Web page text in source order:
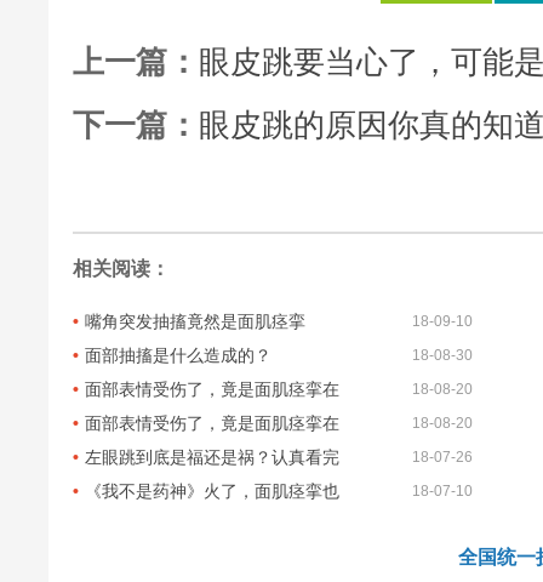
上一篇： 眼皮跳要当心了，可能
下一篇： 眼皮跳的原因你真的知
相关阅读：
嘴角突发抽搐竟然是面肌痉挛 18-09-10
面部抽搐是什么造成的？ 18-08-30
面部表情受伤了，竟是面肌痉挛在 18-08-20
面部表情受伤了，竟是面肌痉挛在 18-08-20
左眼跳到底是福还是祸？认真看完 18-07-26
《我不是药神》火了，面肌痉挛也 18-07-10
全国统一